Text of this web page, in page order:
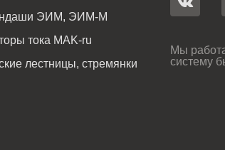
ЭИМ, ЭИМ-М
тока MAK-ru
лестницы, стремянки
Мы
систему